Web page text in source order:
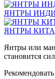
ЯНТРЫ
ЯНТРЫ
Янтры или
становится